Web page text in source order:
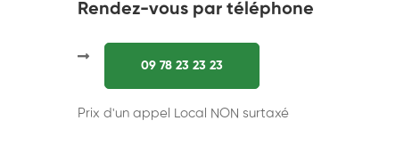
Rendez-vous par téléphone
09 78 23 23 23
Prix d'un appel Local NON surtaxé